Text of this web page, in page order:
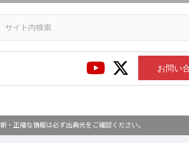
お問い
正確な情報は必ず出典元をご確認ください。